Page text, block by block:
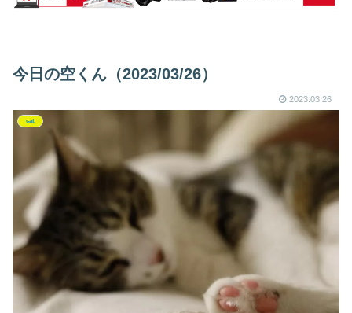
今日の空くん（2023/03/26）
2023.03.26
cat